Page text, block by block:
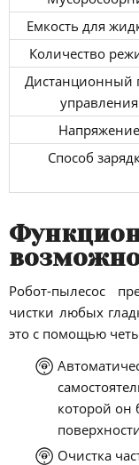
Емкость для
Количество
Дистанционный
управления
Напряжение
Способ
Робот-пылесос
чистки любых
это с помощью
которой он
Очистка